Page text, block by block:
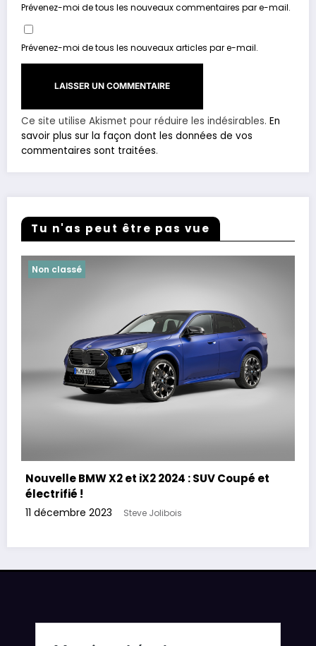
Prévenez-moi de tous les nouveaux commentaires par e-mail.
Prévenez-moi de tous les nouveaux articles par e-mail.
Ce site utilise Akismet pour réduire les indésirables. En
savoir plus sur la façon dont les données de vos
commentaires sont traitées.
Tu n'as peut être pas vue
Non classé
Nouvelle BMW X2 et iX2 2024 : SUV Coupé et
électrifié !
11 décembre 2023 Steve Jolibois